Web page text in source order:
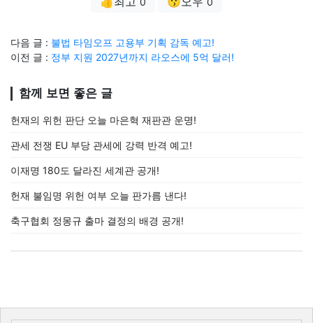
다음 글 : 불법 타임오프 고용부 기획 감독 예고!
이전 글 : 정부 지원 2027년까지 라오스에 5억 달러!
함께 보면 좋은 글
헌재의 위헌 판단 오늘 마은혁 재판관 운명!
관세 전쟁 EU 부당 관세에 강력 반격 예고!
이재명 180도 달라진 세계관 공개!
헌재 불임명 위헌 여부 오늘 판가름 낸다!
축구협회 정몽규 출마 결정의 배경 공개!